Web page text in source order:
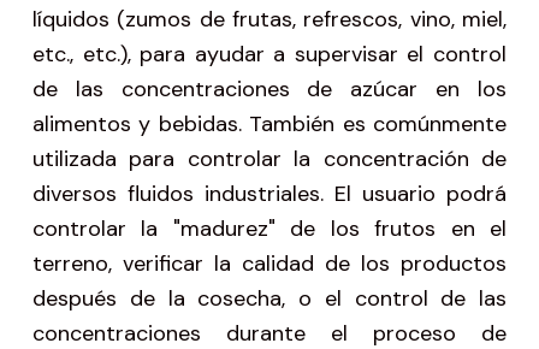
líquidos (zumos de frutas, refrescos, vino, miel,
etc., etc.), para ayudar a supervisar el control
de las concentraciones de azúcar en los
alimentos y bebidas. También es comúnmente
utilizada para controlar la concentración de
diversos fluidos industriales. El usuario podrá
controlar la "madurez" de los frutos en el
terreno, verificar la calidad de los productos
después de la cosecha, o el control de las
concentraciones durante el proceso de